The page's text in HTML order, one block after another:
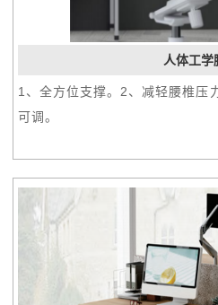
人体工学
1、全方位支撑。2、减轻腰椎压
可调。